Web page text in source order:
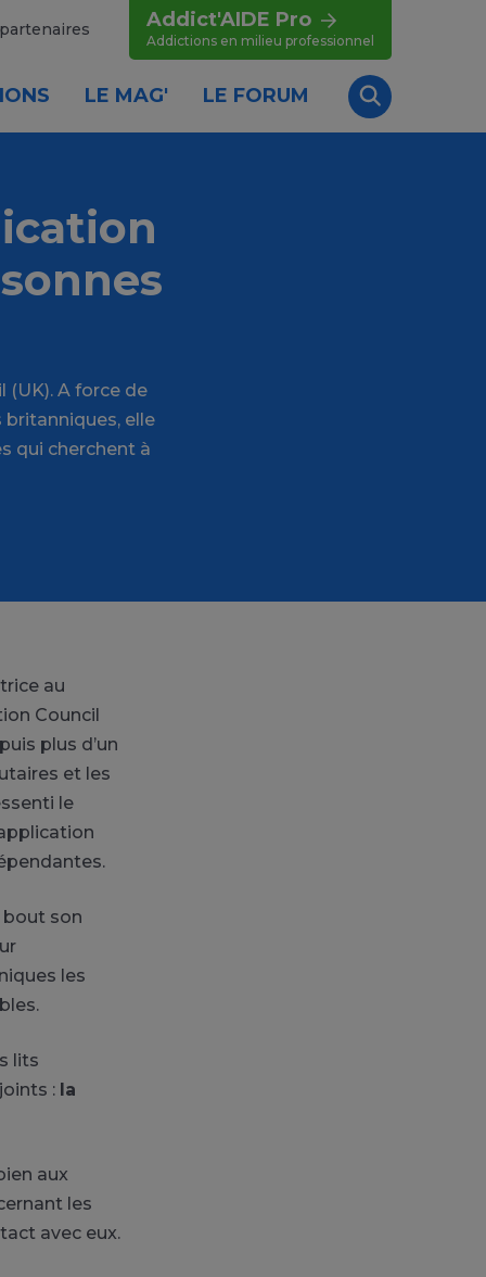
Addict'AIDE Pro
Addictions en milieu professionnel
LE MAG' LE FORUM
Recherche
(UK). A force de
elle
qui cherchent à
au
Council
plus d’un
et les
le
bout son
les
lits
: la
aux
les
avec eux.